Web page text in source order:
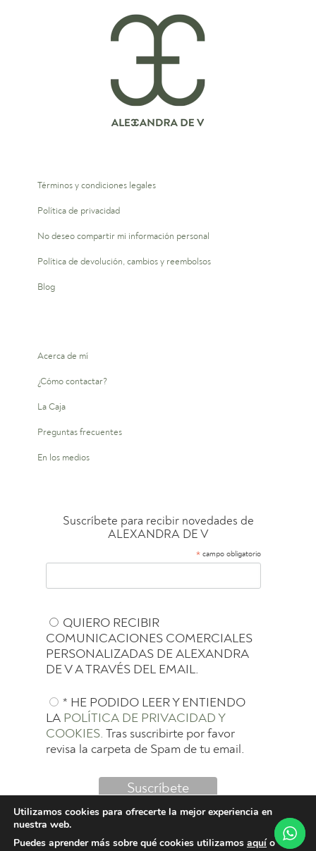
Términos y condiciones legales
Política de privacidad
No deseo compartir mi información personal
Política de devolución, cambios y reembolsos
Blog
Acerca de mí
¿Cómo contactar?
La Caja
Preguntas frecuentes
En los medios
Suscríbete para recibir novedades de
ALEXANDRA DE V
* campo obligatorio
QUIERO RECIBIR
COMUNICACIONES COMERCIALES
PERSONALIZADAS DE ALEXANDRA
DE V A TRAVÉS DEL EMAIL.
* HE PODIDO LEER Y ENTIENDO
LA POLÍTICA DE PRIVACIDAD Y
COOKIES. Tras suscribirte por favor
revisa la carpeta de Spam de tu email.
Utilizamos cookies para ofrecerte la mejor experiencia en
nuestra web.
Puedes aprender más sobre qué cookies utilizamos aquío